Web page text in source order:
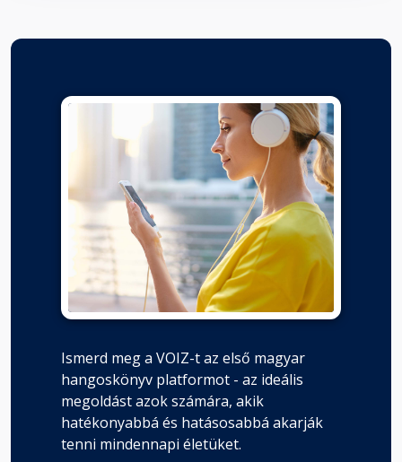
Ismerd meg a VOIZ-t az első magyar
hangoskönyv platformot - az ideális
megoldást azok számára, akik
hatékonyabbá és hatásosabbá akarják
tenni mindennapi életüket.